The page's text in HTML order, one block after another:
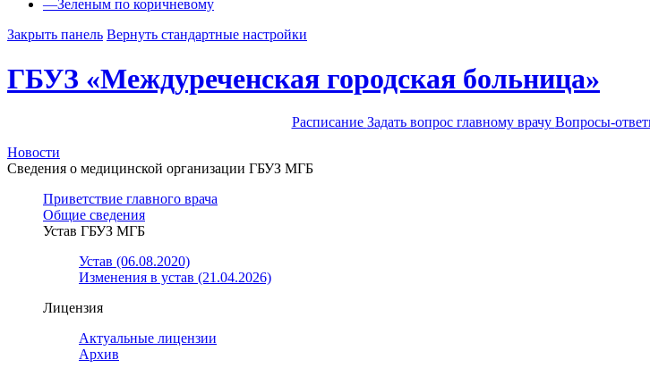
—Зеленым по коричневому
Закрыть панель Вернуть стандартные настройки
ГБУЗ «Междуреченская городская больница»
Расписание Задать вопрос главному врачу Вопросы-
Новости
Сведения о медицинской организации ГБУЗ МГБ
Приветствие главного врача
Общие сведения
Устав ГБУЗ МГБ
Устав (06.08.2020)
Изменения в устав (21.04.2026)
Лицензия
Актуальные лицензии
Архив